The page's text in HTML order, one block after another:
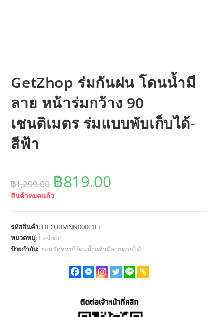
GetZhop ร่มกันฝน โดนน้ำมี
ลาย หน้าร่มกว้าง 90
เซนติเมตร ร่มแบบพับเก็บได้-
สีฟ้า
฿1,299.00
Original
price
was:
฿1,299.00.
฿819.00
สินค้าหมดแล้ว
รหัสสินค้า: HLCUBMNN00001FF
หมวดหมู่: Fashion
ป้ายกำกับ: ร่มมหัศจรรย์โดนน้ำแล้วมีลายดอกไม้